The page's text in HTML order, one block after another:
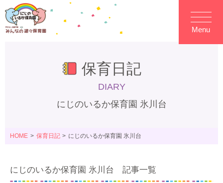
Menu
保育日記
DIARY
にじのいるか保育園 氷川台
HOME 保育日記 にじのいるか保育園 氷川台
にじのいるか保育園 氷川台 記事一覧